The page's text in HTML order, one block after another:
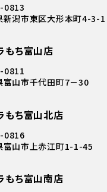
0813
新潟市東区大形本町4-3-1
もち富山店
0811
富山市千代田町7－30
もち富山北店
0816
富山市上赤江町1-1-45
もち富山南店